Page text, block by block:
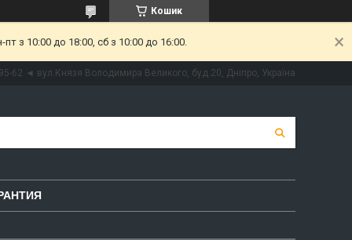
Кошик
з 10:00 до 18:00, сб з 10:00 до 16:00.
62 ◄ вул.Князя Володимира Великого, буд.20, Дніпро, Україна